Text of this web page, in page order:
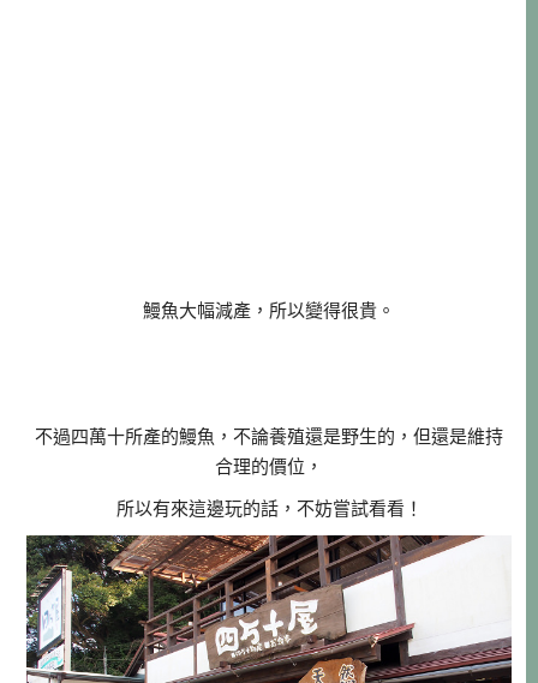
鰻魚大幅減產，所以變得很貴。
不過四萬十所產的鰻魚，不論養殖還是野生的，但還是維持
合理的價位，
所以有來這邊玩的話，不妨嘗試看看！